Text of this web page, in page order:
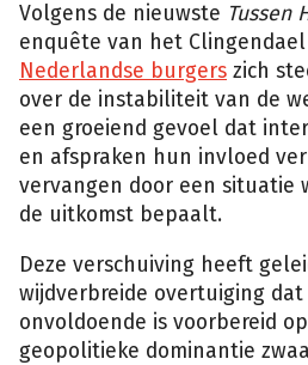
Volgens de nieuwste Tussen
enquête van het
Nederlandse burgers zich
over de instabiliteit van de
een groeiend gevoel dat
en afspraken hun invloed
vervangen door een situatie
de uitkomst bepaalt.
Deze verschuiving heeft
wijdverbreide overtuiging
onvoldoende is voorbereid
geopolitieke dominantie